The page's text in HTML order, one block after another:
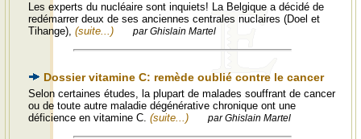
Les experts du nucléaire sont inquiets! La Belgique a décidé de
redémarrer deux de ses anciennes centrales nuclaires (Doel et
Tihange), (suite...) par Ghislain Martel
Dossier vitamine C: remède oublié contre le cancer
Selon certaines études, la plupart de malades souffrant de cancer
ou de toute autre maladie dégénérative chronique ont une
déficience en vitamine C. (suite...) par Ghislain Martel